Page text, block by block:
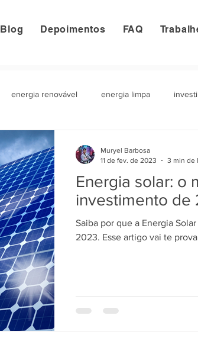
Blog Depoimentos FAQ
energia renovável energia limpa
microinversor
Energia solar: o
investimento de
Saiba por que a Energia
2023. Esse artigo vai te
Muryel Barbosa
11 de fev. de 2023
3 min de